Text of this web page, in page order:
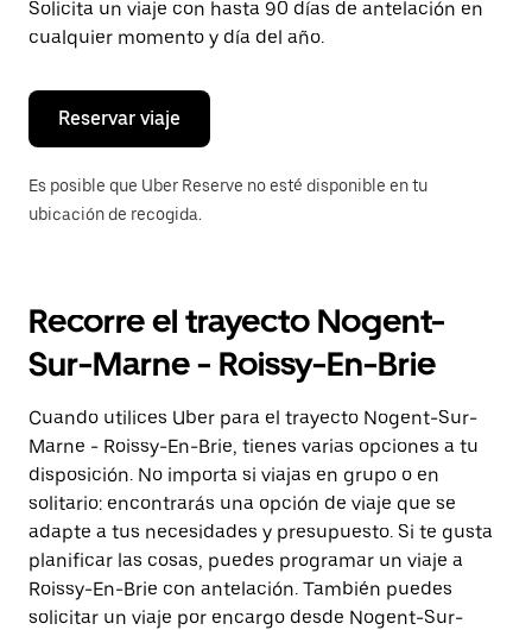
botón
de
escape
cerrar
calendario.
Solicita un viaje con hasta 90 días de antelación en
cualquier momento y día del año.
Reservar viaje
Es posible que Uber Reserve no esté disponible en tu
ubicación de recogida.
Recorre el trayecto Nogent-
Sur-Marne - Roissy-En-Brie
Cuando utilices Uber para el trayecto Nogent-Sur-
Marne - Roissy-En-Brie, tienes varias opciones a tu
disposición. No importa si viajas en grupo o en
solitario: encontrarás una opción de viaje que se
adapte a tus necesidades y presupuesto. Si te gusta
planificar las cosas, puedes programar un viaje a
Roissy-En-Brie con antelación. También puedes
solicitar un viaje por encargo desde Nogent-Sur-